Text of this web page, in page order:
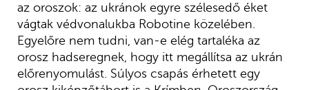
az oroszok: az ukránok egyre szélesedő éket
vágtak védvonalukba Robotine közelében.
Egyelőre nem tudni, van-e elég tartaléka az
orosz hadseregnek, hogy itt megállítsa az ukrán
előrenyomulást. Súlyos csapás érhetett egy